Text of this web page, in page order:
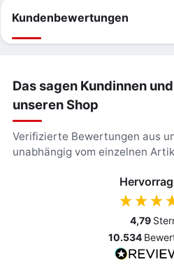
Kundenbewertungen
Das sagen Kundinnen
unseren Shop
Verifizierte Bewertungen aus
unabhängig vom einzelnen
4,79
10.534